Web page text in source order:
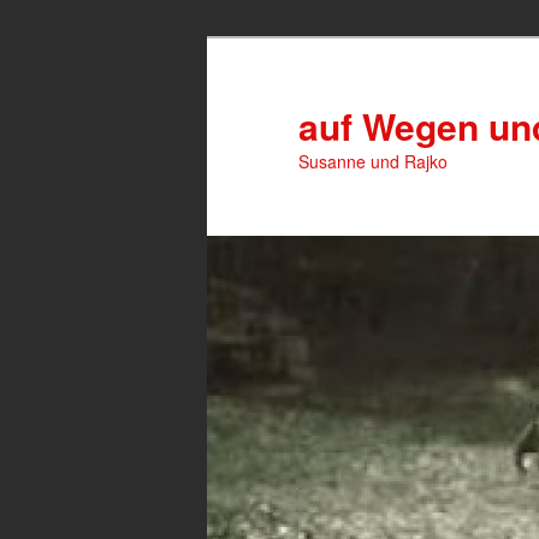
auf Wegen
Susanne und Rajko